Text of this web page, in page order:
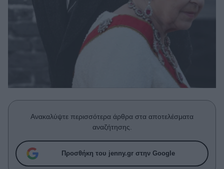
Working Girl
Συνεντεύξεις
Who
True Stories
Ζώδια
Ανακαλύψτε περισσότερα άρθρα στα αποτελέσματα
αναζήτησης.
Προσθήκη του jenny.gr στην Google